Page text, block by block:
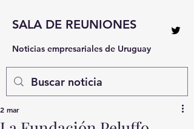
SALA DE REUNIONES
Noticias empresariales de Uruguay
2 mar